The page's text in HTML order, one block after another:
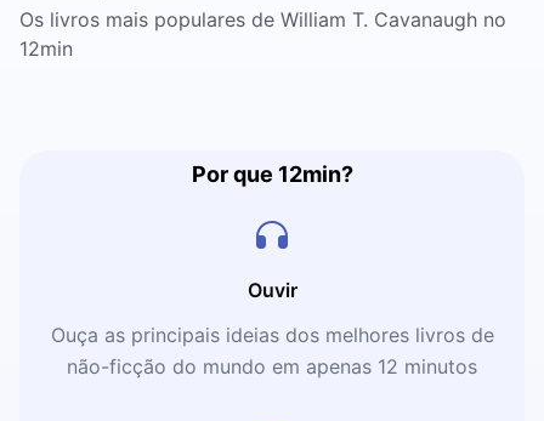
Os livros mais populares de William T. Cavanaugh no
12min
Por que 12min?
Ouvir
Ouça as principais ideias dos melhores livros de
não-ficção do mundo em apenas 12 minutos